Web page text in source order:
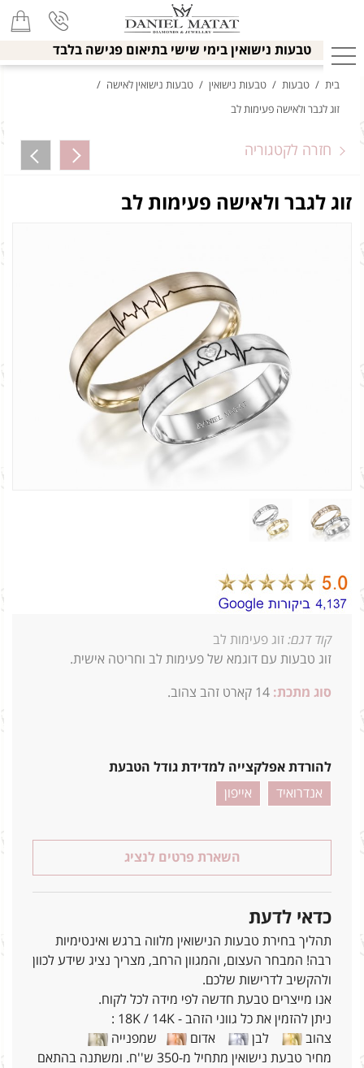
טבעות נישואין בימי שישי בתיאום פגישה בלבד
בית / טבעות / טבעות נישואין / טבעות נישואין לאישה /
זוג לגבר ולאישה פעימות לב
חזרה לקטגוריה
זוג לגבר ולאישה פעימות לב
קוד דגם: זוג פעימות לב
זוג טבעות עם דוגמא של פעימות לב וחריטה אישית.
סוג מתכת: 14 קארט זהב צהוב.
להורדת אפלקצייה למדידת גודל הטבעת
אנדרואיד
אייפון
השארת פרטים לנציג
כדאי לדעת
תהליך בחירת טבעות הנישואין מלווה ברגש ואינטימיות
רבה! המבחר העצום, והמגוון הרחב, מצריך נציג שידע לכוון
ולהקשיב לדרישות שלכם.
אנו מייצרים טבעת חדשה לפי מידה לכל לקוח.
ניתן להזמין את כל גווני הזהב - 18K / 14K :
צהוב
לבן אדום
שמפנייה
מחיר טבעת נישואין מתחיל מ-350 ש''ח. ומשתנה בהתאם